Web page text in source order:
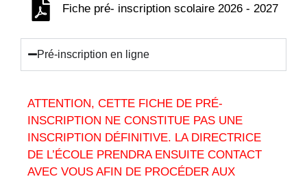
Fiche pré- inscription scolaire 2026 - 2027
Pré-inscription en ligne
ATTENTION, CETTE FICHE DE PRÉ-
INSCRIPTION NE CONSTITUE PAS UNE
INSCRIPTION DÉFINITIVE. LA DIRECTRICE
DE L’ÉCOLE PRENDRA ENSUITE CONTACT
AVEC VOUS AFIN DE PROCÉDER AUX